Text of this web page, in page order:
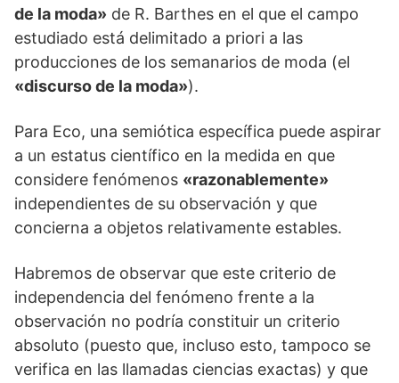
de la moda» de R. Barthes en el que el campo
estudiado está delimitado a priori a las
producciones de los semanarios de moda (el
«discurso de la moda»).
Para Eco, una semiótica específica puede aspirar
a un estatus científico en la medida en que
considere fenómenos «razonablemente»
independientes de su observación y que
concierna a objetos relativamente estables.
Habremos de observar que este criterio de
independencia del fenómeno frente a la
observación no podría constituir un criterio
absoluto (puesto que, incluso esto, tampoco se
verifica en las llamadas ciencias exactas) y que